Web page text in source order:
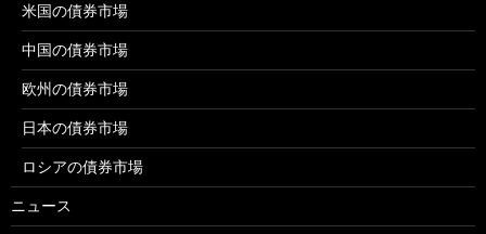
米国の債券市場
中国の債券市場
欧州の債券市場
日本の債券市場
ロシアの債券市場
ニュース